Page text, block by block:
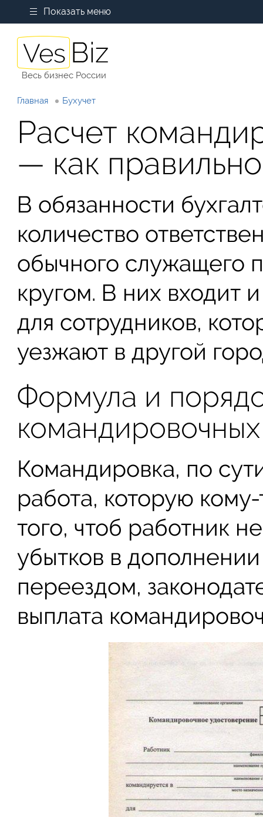
Показать меню
Весь бизнес России
Главная Бухучет
Расчет
— как
В обязанности
количество
обычного служащего
кругом. В них входит
для сотрудников,
уезжают в другой
Формула и
командировочных
Командировка, по
работа, которую
того, чтоб работник
убытков в
переездом,
выплата